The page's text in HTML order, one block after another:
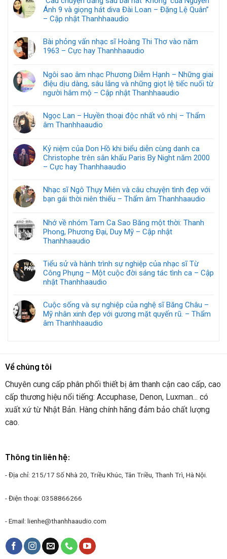
Ánh 9 và giọng hát diva Đài Loan – Đặng Lệ Quân”
– Cập nhật Thanhhaaudio
Bài phỏng vấn nhạc sĩ Hoàng Thi Thơ vào năm
1963 – Cực hay Thanhhaaudio
Ngôi sao âm nhạc Phương Diễm Hạnh – Những giai
điệu dịu dàng, sâu lắng và những giọt lệ tiếc nuối từ
người hâm mộ – Cập nhật Thanhhaaudio
Ngọc Lan – Huyền thoại độc nhất vô nhị – Thẩm
âm Thanhhaaudio
Kỷ niệm của Don Hồ khi biểu diễn cùng danh ca
Christophe trên sân khấu Paris By Night năm 2000
– Cực hay Thanhhaaudio
Nhạc sĩ Ngô Thụy Miên và câu chuyện tình đẹp với
bạn gái thời niên thiếu – Thẩm âm Thanhhaaudio
Nhớ về nhóm Tam Ca Sao Băng một thời: Thanh
Phong, Phương Đại, Duy Mỹ – Cập nhật
Thanhhaaudio
Tiểu sử và hành trình sự nghiệp của nhạc sĩ Từ
Công Phụng – Một cuộc đời sáng tác tình ca – Cập
nhật Thanhhaaudio
Cuộc sống và sự nghiệp của nghệ sĩ Băng Châu –
Mỹ nhân xinh đẹp với gương mặt quyến rũ. – Thẩm
âm Thanhhaaudio
Về chúng tôi
Chuyên cung cấp phân phối thiết bị âm thanh cận cao cấp, cao
cấp thương hiệu nổi tiếng: Accuphase, Denon, Luxman... có
xuất xứ từ Nhật Bản. Hàng chính hãng đảm bảo chất lượng
cao.
Thông tin liên hệ:
- Địa chỉ: 215/17 Số Nhà 20, Triều Khúc, Tân Triều, Thanh Trì, Hà Nội.
- Điện thoại: 0358866266
- Email: lienhe@thanhhaaudio.com